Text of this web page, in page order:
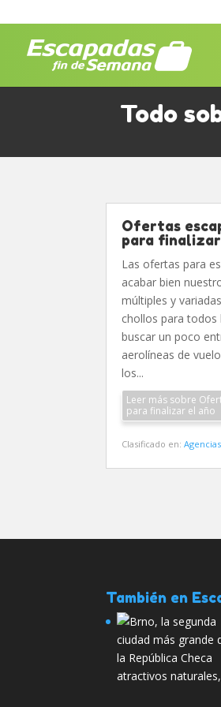
Todo
Ofertas
para
Las ofertas para
acabar bien
múltiples y
chollos para
buscar un poco
aerolíneas de
los...
Leer más sobre
para finalizar el año
Clasificado en:
También en
atractivos